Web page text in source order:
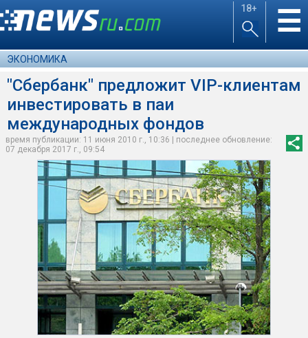
18+ ☰
ЭКОНОМИКА
"Сбербанк" предложит VIP-клиентам
инвестировать в паи
международных фондов
время публикации: 11 июня 2010 г., 10:36 | последнее обновление:
07 декабря 2017 г., 09:54